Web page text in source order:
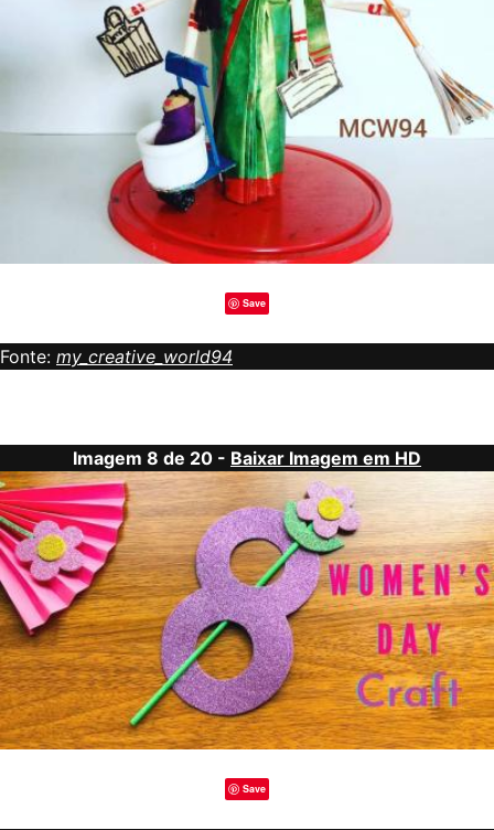
Save
Fonte: my_creative_world94
Imagem 8 de 20 - Baixar Imagem em HD
Save